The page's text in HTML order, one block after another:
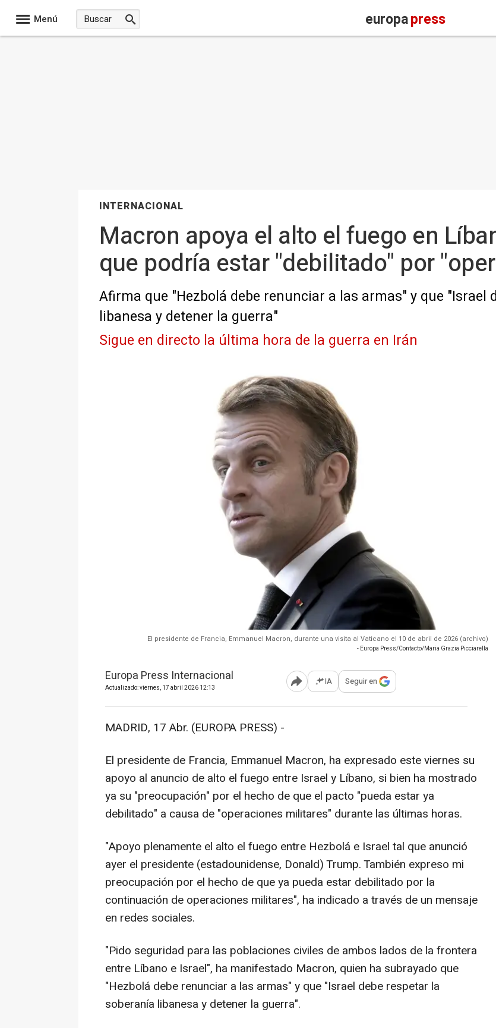
Menú europapress
INTERNACIONAL
Macron apoya el alto el fuego en
que podría estar "debilitado" por
Afirma que "Hezbolá debe renunciar a las armas" y que "Israel
libanesa y detener la guerra"
Sigue en directo la última hora de la guerra en Irán
El presidente de Francia, Emmanuel Macron, durante una visita al Vaticano el 10 de abril de 2026 (archivo)
- Europa Press/Contacto/Maria Grazia Picciarella
Europa Press Internacional
Actualizado: viernes, 17 abril 2026 12:13 Abrir opciones para compartir
IA Seguir en
MADRID, 17 Abr. (EUROPA PRESS) -
El presidente de Francia, Emmanuel Macron, ha expresado este viernes su
apoyo al anuncio de alto el fuego entre Israel y Líbano, si bien ha mostrado
ya su "preocupación" por el hecho de que el pacto "pueda estar ya
debilitado" a causa de "operaciones militares" durante las últimas horas.
"Apoyo plenamente el alto el fuego entre Hezbolá e Israel tal que anunció
ayer el presidente (estadounidense, Donald) Trump. También expreso mi
preocupación por el hecho de que ya pueda estar debilitado por la
continuación de operaciones militares", ha indicado a través de un mensaje
en redes sociales.
"Pido seguridad para las poblaciones civiles de ambos lados de la frontera
entre Líbano e Israel", ha manifestado Macron, quien ha subrayado que
"Hezbolá debe renunciar a las armas" y que "Israel debe respetar la
soberanía libanesa y detener la guerra".